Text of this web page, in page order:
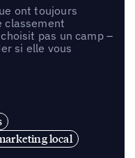
ont toujours
classement
pas un camp –
si elle vous
local